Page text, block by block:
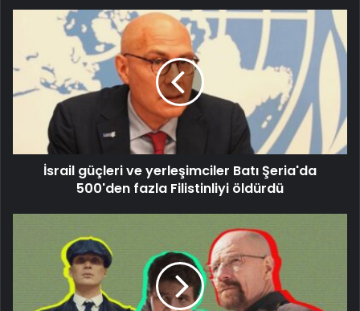
İsrail güçleri ve yerleşimciler Batı Şeria'da
500'den fazla Filistinliyi öldürdü